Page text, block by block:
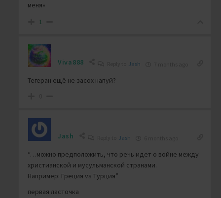
меня»
1
Viva888 Jash
Тегеран ещё не засох напуй?
Jash Jash
“…можно предположить, что речь идет о войне между
христианской и мусульманской странами.
Например: Греция vs Турция”
первая ласточка